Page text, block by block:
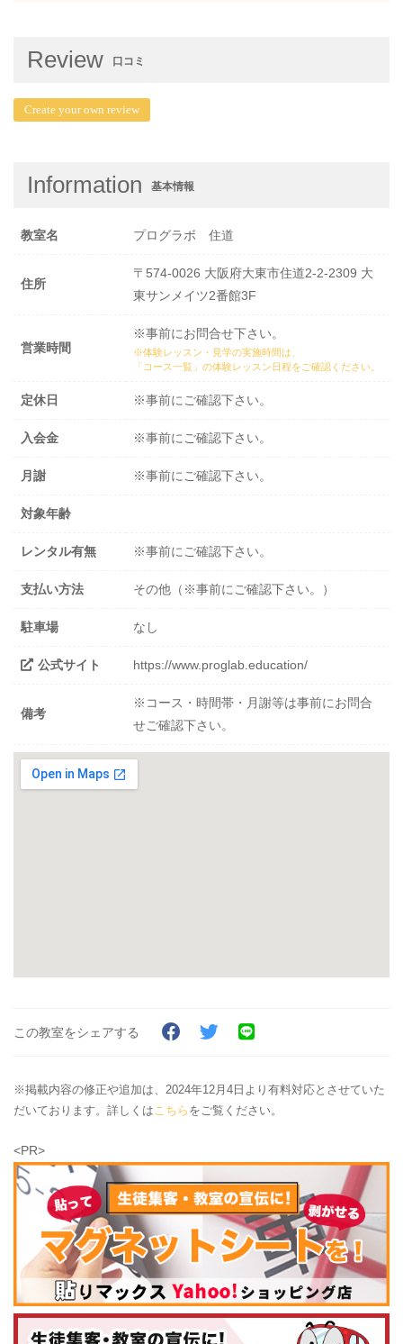
Review 口コミ
Create your own review
Information 基本情報
教室名 プログラボ 住道
住所
〒574-0026 大阪府大東市住道2-2-2309 大
東サンメイツ2番館3F
営業時間
※事前にお問合せ下さい。
※体験レッスン・見学の実施時間は、
「コース一覧」の体験レッスン日程をご確認ください。
定休日 ※事前にご確認下さい。
入会金 ※事前にご確認下さい。
月謝 ※事前にご確認下さい。
対象年齢
レンタル有無 ※事前にご確認下さい。
支払い方法 その他（※事前にご確認下さい。）
駐車場 なし
公式サイト https://www.proglab.education/
備考
※コース・時間帯・月謝等は事前にお問合
せご確認下さい。
この教室をシェアする
※掲載内容の修正や追加は、2024年12月4日より有料対応とさせていた
だいております。詳しくはこちら をご覧ください。
<PR>